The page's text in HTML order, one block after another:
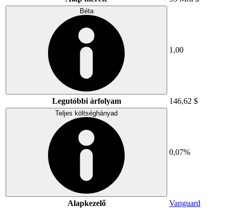
Béta
1,00
Legutóbbi árfolyam 146,62 $
Teljes költséghányad
0,07%
Alapkezelő
Vanguard